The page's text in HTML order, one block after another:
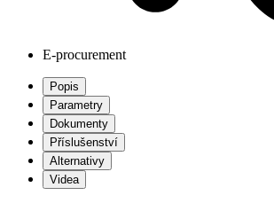
E-procurement
Popis
Parametry
Dokumenty
Příslušenství
Alternativy
Videa